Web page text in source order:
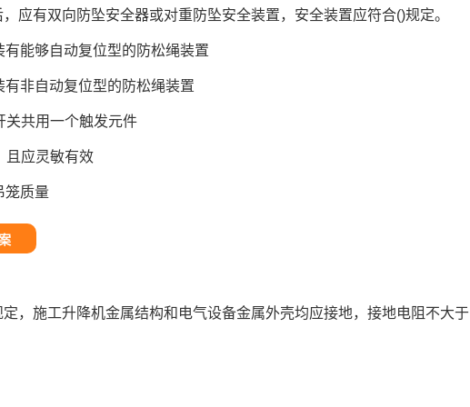
应有双向防坠安全器或对重防坠安全装置，安全装置应符合()规定。
能够自动复位型的防松绳装置
非自动复位型的防松绳装置
关共用一个触发元件
且应灵敏有效
笼质量
，施工升降机金属结构和电气设备金属外壳均应接地，接地电阻不大